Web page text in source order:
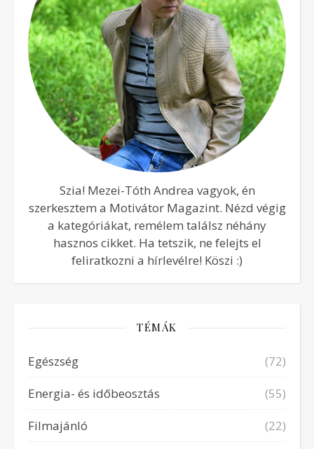
Szia! Mezei-Tóth Andrea vagyok, én
szerkesztem a Motivátor Magazint. Nézd végig
a kategóriákat, remélem találsz néhány
hasznos cikket. Ha tetszik, ne felejts el
feliratkozni a hírlevélre! Köszi :)
TÉMÁK
Egészség
(72)
Energia- és időbeosztás
(55)
Filmajánló
(22)